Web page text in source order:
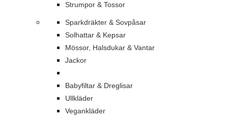
Strumpor & Tossor
Sparkdräkter & Sovpåsar
Solhattar & Kepsar
Mössor, Halsdukar & Vantar
Jackor
Babyfiltar & Dreglisar
Ullkläder
Vegankläder